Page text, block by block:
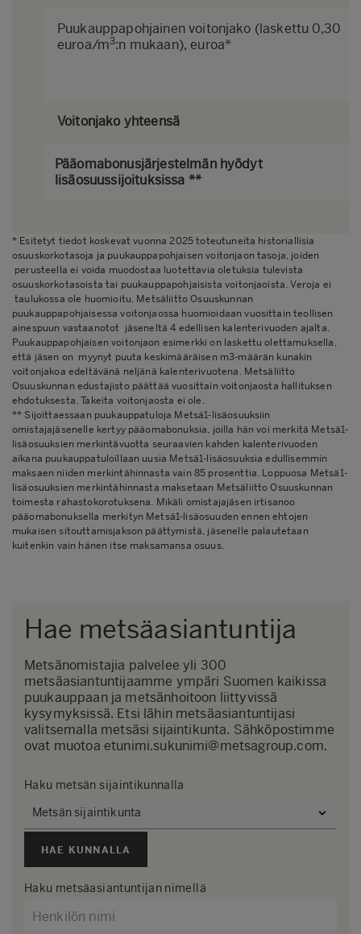
Puukauppapohjainen voitonjako (laskettu 0,30
euroa/m3:n mukaan), euroa*
Voitonjako yhteensä
Pääomabonusjärjestelmän hyödyt
lisäosuussijoituksissa **
* Esitetyt tiedot koskevat vuonna 2025 toteutuneita historiallisia
osuuskorkotasoja ja puukauppapohjaisen voitonjaon tasoja, joiden
perusteella ei voida muodostaa luotettavia oletuksia tulevista
osuuskorkotasoista tai puukauppapohjaisista voitonjaoista. Veroja ei
taulukossa ole huomioitu. Metsäliitto Osuuskunnan
puukauppapohjaisessa voitonjaossa huomioidaan vuosittain teollisen
ainespuun vastaanotot jäseneltä 4 edellisen kalenterivuoden ajalta.
Puukauppapohjaisen voitonjaon esimerkki on laskettu olettamuksella,
että jäsen on myynyt puuta keskimääräisen m3-määrän kunakin
voitonjakoa edeltävänä neljänä kalenterivuotena. Metsäliitto
Osuuskunnan edustajisto päättää vuosittain voitonjaosta hallituksen
ehdotuksesta. Takeita voitonjaosta ei ole.
** Sijoittaessaan puukauppatuloja Metsä1-lisäosuuksiin
omistajajäsenelle kertyy pääomabonuksia, joilla hän voi merkitä Metsä1-
lisäosuuksien merkintävuotta seuraavien kahden kalenterivuoden
aikana puukauppatuloillaan uusia Metsä1-lisäosuuksia edullisemmin
maksaen niiden merkintähinnasta vain 85 prosenttia. Loppuosa Metsä1-
lisäosuuksien merkintähinnasta maksetaan Metsäliitto Osuuskunnan
toimesta rahastokorotuksena. Mikäli omistajajäsen irtisanoo
pääomabonuksella merkityn Metsä1-lisäosuuden ennen ehtojen
mukaisen sitouttamisjakson päättymistä, jäsenelle palautetaan
kuitenkin vain hänen itse maksamansa osuus.
Hae metsäasiantuntija
Metsänomistajia palvelee yli 300
metsäasiantuntijaamme ympäri Suomen kaikissa
puukauppaan ja metsänhoitoon liittyvissä
kysymyksissä. Etsi lähin metsäasiantuntijasi
valitsemalla metsäsi sijaintikunta. Sähköpostimme
ovat muotoa etunimi.sukunimi@metsagroup.com.
Haku metsän sijaintikunnalla
HAE KUNNALLA
Haku metsäasiantuntijan nimellä